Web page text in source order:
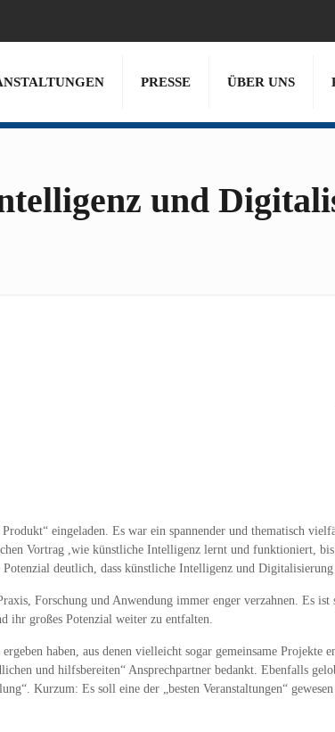
PRESSE ÜBER UNS
und
eingeladen. Es war ein spannender und thematisch
Vortrag ,wie künstliche Intelligenz lernt und funktioniert,
deutlich, dass künstliche Intelligenz und
Forschung und Anwendung immer enger verzahnen. Es
ihr großes Potenzial weiter zu entfalten.
haben, aus denen vielleicht sogar gemeinsame Projekte
und hilfsbereiten“ Ansprechpartner bedankt. Ebenfalls
Kurzum: Es soll eine der „besten Veranstaltungen“